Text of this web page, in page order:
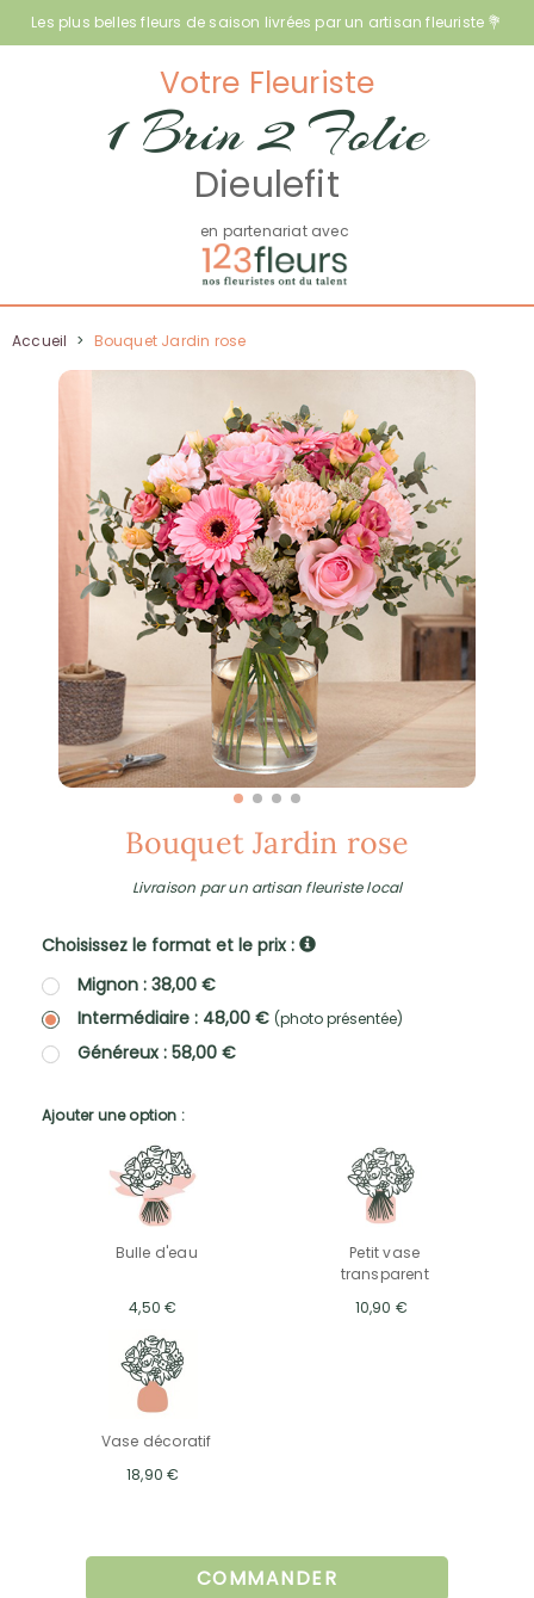
Les plus belles fleurs de saison livrées par un artisan fleuriste 💐
Votre Fleuriste
1 Brin 2 Folie
Dieulefit
en partenariat avec
Accueil > Bouquet Jardin rose
Bouquet Jardin rose
Livraison par un artisan fleuriste local
Choisissez le format et le prix :
Mignon : 38,00 €
Intermédiaire : 48,00 € (photo présentée)
Généreux : 58,00 €
Ajouter une option :
Bulle d'eau
4,50 €
Petit vase
transparent
10,90 €
Vase décoratif
18,90 €
COMMANDER